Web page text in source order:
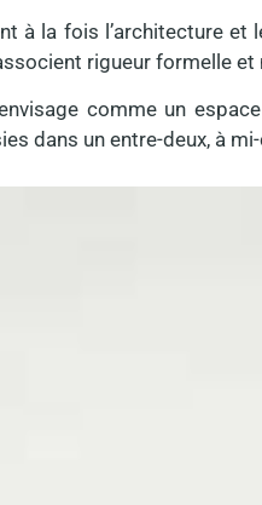
à la fois l’architecture
rigueur formelle
comme un
dans un entre-deux, à